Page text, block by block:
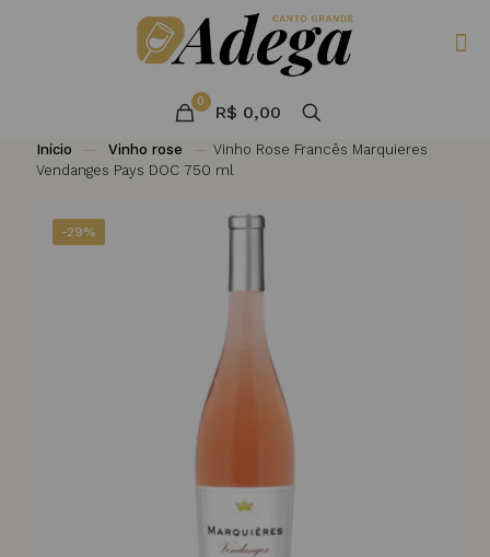
0
R$ 0,00
Início Vinho rose
Vinho Rose Francês Marquieres
Vendanges Pays DOC 750 ml
-29%